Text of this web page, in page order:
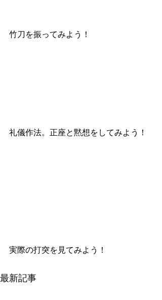
竹刀を振ってみよう！
礼儀作法。正座と黙想をしてみよう！
実際の打突を見てみよう！
最新記事